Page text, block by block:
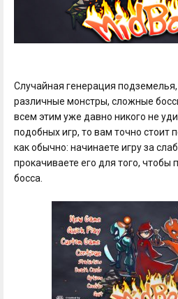
Случайная генерация
различные монстры, сложные
всем этим уже давно никого не
подобных игр, то вам точно стоит
как обычно: начинаете игру за
прокачиваете его для того, чтобы
босса.